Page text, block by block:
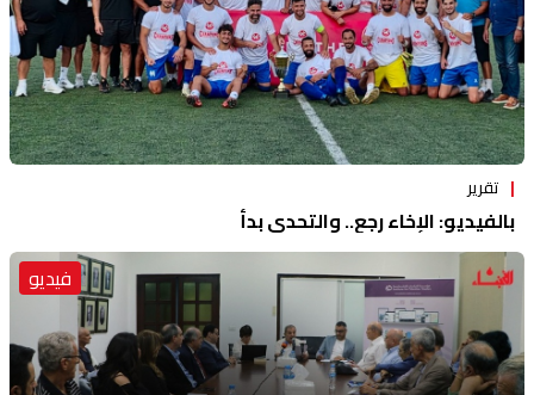
تقرير
بالفيديو: الإخاء رجع.. والتحدي بدأ
فيديو